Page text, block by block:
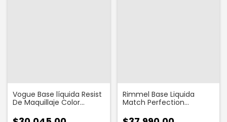
Vogue Base líquida Resist
De Maquillaje Color
Rimmel Base Liquida
Match Perfection
Beige